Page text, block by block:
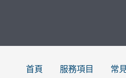
首頁 服務項目 常